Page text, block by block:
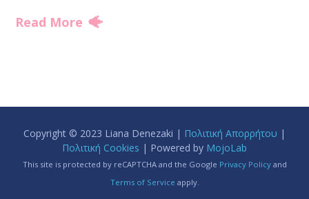
Read More
Copyright © 2023 Liana Denezaki | Πολιτική Απορρήτου |
Πολιτική Cookies | Powered by MojoLab
This site is protected by reCAPTCHA and the Google Privacy Policyand
Terms of Service apply.